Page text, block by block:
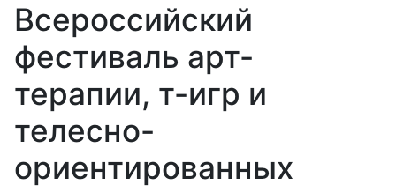
Всероссийский
фестиваль арт-
терапии, т-игр и
телесно-
ориентированных